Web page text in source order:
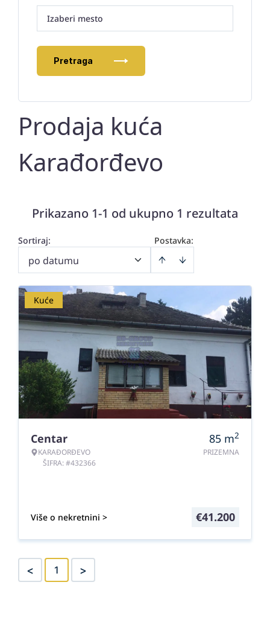
Izaberi mesto
Pretraga
Prodaja kuća
Karađorđevo
Prikazano 1-1 od ukupno 1 rezultata
Postavka:
Sortiraj:
po datumu
Kuće
Centar
KARAĐORĐEVO
ŠIFRA: #432366
85 m2
PRIZEMNA
Više o nekretnini > €41.200
< 1 >